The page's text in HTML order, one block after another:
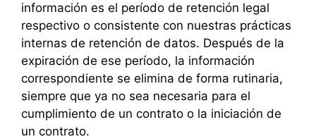
información es el período de retención legal
respectivo o consistente con nuestras prácticas
internas de retención de datos. Después de la
expiración de ese período, la información
correspondiente se elimina de forma rutinaria,
siempre que ya no sea necesaria para el
cumplimiento de un contrato o la iniciación de
un contrato.